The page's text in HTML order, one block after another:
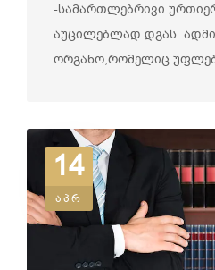
-სამართლებრივი
აუცილებლად დგას
ორგანო,რომელიც
14
აპრ